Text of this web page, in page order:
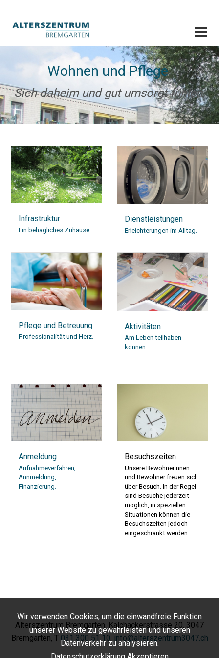
Wohnen und Pflege
Sich daheim und gut umsorgt fühlen.
Infrastruktur
Ein behagliches Zuhause.
Dienstleistungen
Erleichterungen im Alltag.
Pflege und Betreuung
Professionalität und Herz.
Aktivitäten
Am Leben teilhaben
können.
Anmeldung
Aufnahmeverfahren,
Annmeldung,
Finanzierung.
Besuchszeiten
Unsere Bewohnerinnen
und Bewohner freuen sich
über Besuch. In der Regel
sind Besuche jederzeit
möglich, in speziellen
Situationen können die
Besuchszeiten jedoch
eingeschränkt werden.
Alterszentrum Bremgarten, Kalchackerstrasse 20, 3047
Bremgarten, T 031 300 51 10, info@alterszentrum3047.ch
Wir verwenden Cookies, um die einwandfreie Funktion
unserer Website zu gewährleisten und unseren
Datenverkehr zu analysieren.